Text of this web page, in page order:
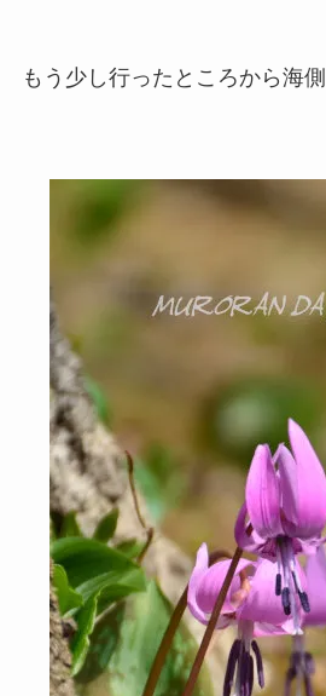
もう少し行ったところから海側